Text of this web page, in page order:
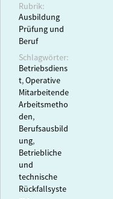
Rubrik:
Ausbildung
Prüfung und
Beruf
Schlagwörter:
Betriebsdiens
t,Operative
Mitarbeitende
Arbeitsmetho
den,
Berufsausbild
ung,
Betriebliche
und
technische
Rückfallsyste